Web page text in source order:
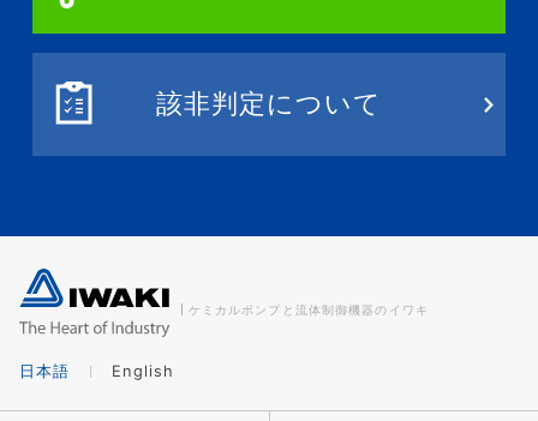
該非判定について
ケミカルポンプと流体制御機器のイワキ
日本語 English